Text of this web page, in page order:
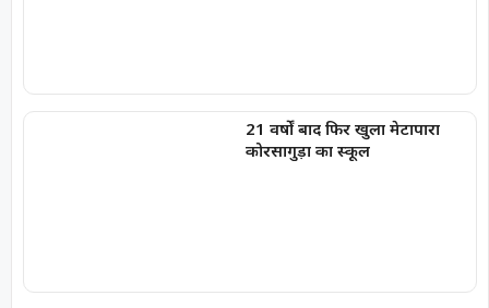
21 वर्षों बाद फिर खुला मेटापारा
कोरसागुड़ा का स्कूल